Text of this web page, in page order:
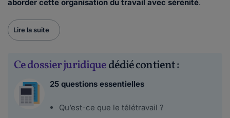
aborder cette organisation du travail avec sérénité.
Lire la suite
Ce dossier juridiquedédié contient :
25 questions essentielles
Qu’est-ce que le télétravail ?